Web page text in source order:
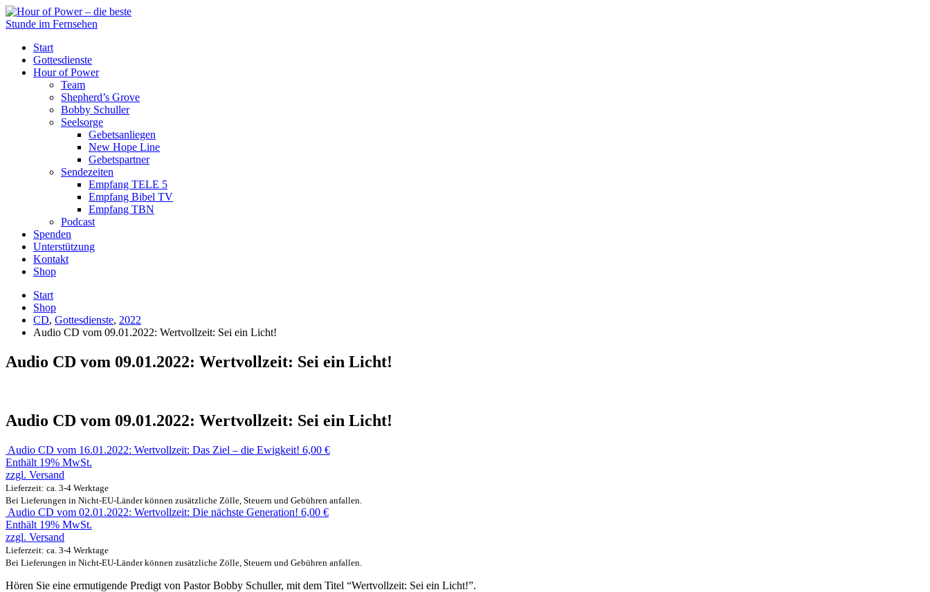
Start
Gottesdienste
Hour of Power
Team
Shepherd’s Grove
Bobby Schuller
Seelsorge
Gebetsanliegen
New Hope Line
Gebetspartner
Sendezeiten
Empfang TELE 5
Empfang Bibel TV
Empfang TBN
Podcast
Spenden
Unterstützung
Kontakt
Shop
Start
Shop
CD, Gottesdienste, 2022
Audio CD vom 09.01.2022: Wertvollzeit: Sei ein Licht!
Audio CD vom 09.01.2022: Wertvollzeit: Sei ein Licht!
Audio CD vom 09.01.2022: Wertvollzeit: Sei ein Licht!
Audio CD vom 16.01.2022: Wertvollzeit: Das Ziel – die Ewigkeit! 6,00 €
Enthält 19% MwSt.
zzgl. Versand
Lieferzeit: ca. 3-4 Werktage
Bei Lieferungen in Nicht-EU-Länder können zusätzliche Zölle, Steuern und Gebühren anfallen.
Audio CD vom 02.01.2022: Wertvollzeit: Die nächste Generation! 6,00 €
Enthält 19% MwSt.
zzgl. Versand
Lieferzeit: ca. 3-4 Werktage
Bei Lieferungen in Nicht-EU-Länder können zusätzliche Zölle, Steuern und Gebühren anfallen.
Hören Sie eine ermutigende Predigt von Pastor Bobby Schuller, mit dem Titel “Wertvollzeit: Sei ein Licht!”.